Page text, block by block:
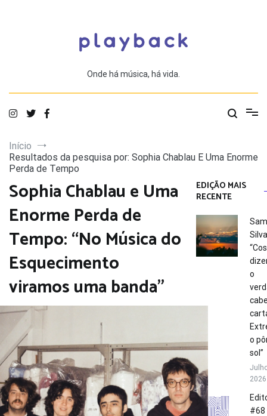
Onde há música, há vida.
Início
Resultados da pesquisa por: Sophia Chablau E Uma Enorme
Perda de Tempo
Sophia Chablau e Uma
Enorme Perda de
Tempo: “No Música do
Esquecimento
viramos uma banda”
EDIÇÃO MAIS
RECENTE
o
o
sol”
2026
#68